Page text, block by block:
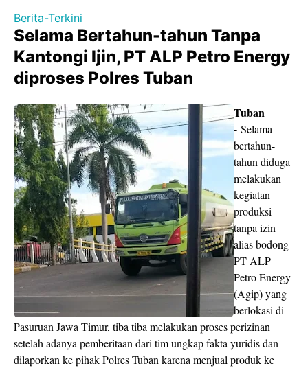
Berita-Terkini
Selama Bertahun-tahun Tanpa
Kantongi Ijin, PT ALP Petro Energy
diproses Polres Tuban
Tuban
- Selama
bertahun-
tahun diduga
melakukan
kegiatan
produksi
tanpa izin
alias bodong
PT ALP
Petro Energy
(Agip) yang
berlokasi di
Pasuruan Jawa Timur, tiba tiba melakukan proses perizinan
setelah adanya pemberitaan dari tim ungkap fakta yuridis dan
dilaporkan ke pihak Polres Tuban karena menjual produk ke